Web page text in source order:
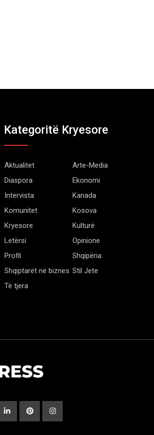
Kategoritë Kryesore
Aktualitet
Arte-Media
Diaspora
Ekonomi
Intervista
Kanada
Komunitet
Kosova
Kryesore
Kulturë
Letërsi
Opinione
Profil
Shqipëria
Shqiptarët në biznes Stil Jete
Të tjera